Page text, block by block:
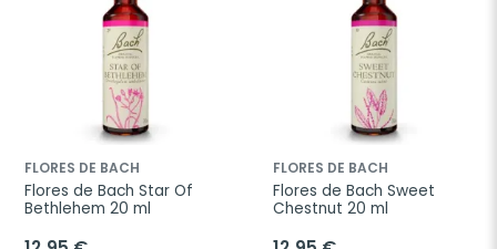
FLORES DE BACH
Flores de Bach Star Of
Bethlehem 20 ml
FLORES DE BACH
Flores de Bach Sweet
Chestnut 20 ml